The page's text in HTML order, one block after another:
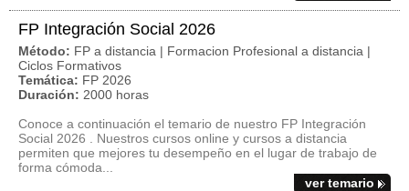
FP Integración Social 2026
Método: FP a distancia | Formacion Profesional a distancia |
Ciclos Formativos
Temática: FP 2026
Duración: 2000 horas
Conoce a continuación el temario de nuestro FP Integración
Social 2026 . Nuestros cursos online y cursos a distancia
permiten que mejores tu desempeño en el lugar de trabajo de
forma cómoda...
ver temario